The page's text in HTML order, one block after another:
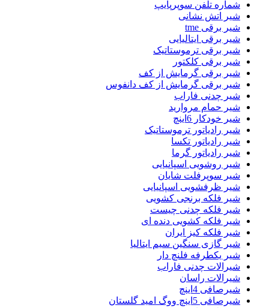
شماره تلفن سوپرپایپ
شیر اتش نشانی
شیر برقی tme
شیر برقی ایتالیایی
شیر برقی ترموستاتیک
شیر برقی کلکتور
شیر برقی گرمایش از کف
شیر برقی گرمایش از کف دانفوس
شیر چدنی فاراب
شیر حمام مروارید
شیر خودکار 6اینچ
شیر رادیاتور ترموستاتیک
شیر رادیاتور تکسا
شیر رادیاتور گرما
شیر روشویی اسپانیایی
شیر سوپرفلت شایان
شیر ظرفشویی اسپانیایی
شیر فلکه برنجی کشویی
شیر فلکه چدنی چیست
شیر فلکه کشویی دنده ای
شیر فلکه کیز ایران
شیر گازی سنگین سیم ایتالیا
شیر یکطرفه فلنچ دار
شیرالات چدنی فاراب
شیرالات راسان
شیرصافی 4اینچ
شیرصافی 5اینچ ووگ امید گلستان